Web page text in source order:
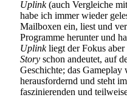
Uplink(auch Vergleiche
habe ich immer wieder
Mailboxen ein, liest und
Programme herunter und
Uplinkliegt der Fokus
Story schon andeutet, auf
Geschichte; das Gameplay
herausfordernd und steht
faszinierenden und